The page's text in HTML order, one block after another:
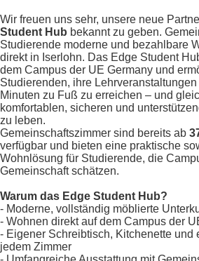
Wir freuen uns sehr, unsere neue
Student Hub bekannt zu geben.
Studierende moderne und bezahlbare
direkt in Iserlohn. Das Edge Student
dem Campus der UE Germany und
Studierenden, ihre
Minuten zu Fuß zu erreichen – und
komfortablen, sicheren und
zu leben.
Gemeinschaftszimmer sind bereits ab
verfügbar und bieten eine praktische
Wohnlösung für Studierende, die
Gemeinschaft schätzen.
Warum das Edge Student Hub?
- Moderne, vollständig möblierte
- Wohnen direkt auf dem Campus der
- Eigener Schreibtisch, Kitchenette und
jedem Zimmer